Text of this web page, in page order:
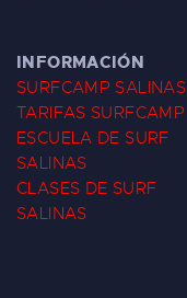
INFORMACIÓN
SURFCAMP SALINAS
TARIFAS SURFCAMP
ESCUELA DE SURF
SALINAS
CLASES DE SURF
SALINAS